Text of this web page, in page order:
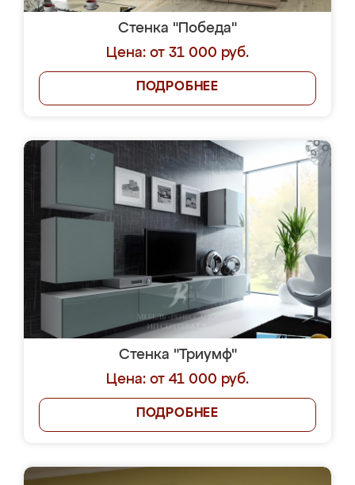
Стенка "Победа"
Цена: от 31 000 руб.
ПОДРОБНЕЕ
Стенка "Триумф"
Цена: от 41 000 руб.
ПОДРОБНЕЕ